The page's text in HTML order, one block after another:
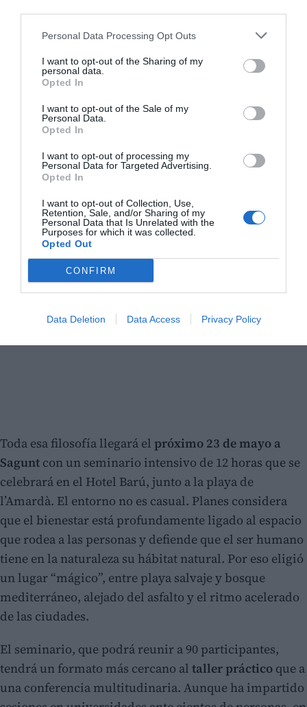
Personal Data Processing Opt Outs
I want to opt-out of the Sharing of my
personal data.
Opted In
I want to opt-out of the Sale of my
Personal Data.
Opted In
I want to opt-out of processing my
Personal Data for Targeted Advertising.
Opted In
I want to opt-out of Collection, Use,
Retention, Sale, and/or Sharing of my
Personal Data that Is Unrelated with the
Purposes for which it was collected.
Opted Out
CONFIRM
Data Deletion Data Access Privacy Policy
Toda esa filosofía llegará el próximo 23 de mayo a
Sagunt con un seminario intensivo de 12 horas que se
celebrará en el Hotel Barú, junto a la playa de
l’Amardà. El entorno no es casual. Planes considera
que el bienestar está profundamente ligado al espacio
que rodea a las personas y defiende que el ser humano
tiene en la naturaleza su hábitat natural. Por eso eligió
un lugar “mágico”, entre playa salvaje y bosque
mediterráneo, alejado del asfalto y el ritmo acelerado
de las ciudades.
El seminario, que podrá reunir a 90 participantes,
tendrá un formato más cercano al taller práctico que a
una conferencia multitudinaria. Aunque ha impartido